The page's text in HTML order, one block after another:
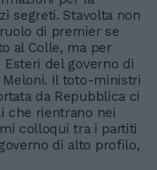
segreti. Stavolta non
di premier se
al Colle, ma per
del governo di
Il toto-ministri
da Repubblica ci
che rientrano nei
colloqui tra i partiti
di alto profilo,